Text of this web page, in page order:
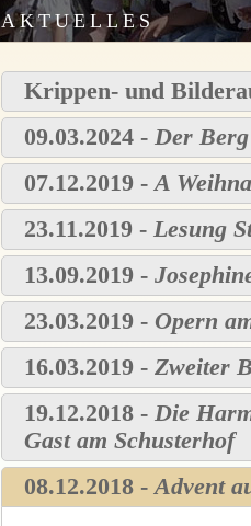
AKTUELLES
Krippen- und
09.03.2024 - Der
07.12.2019 -A
23.11.2019 - Lesung
13.09.2019 -
23.03.2019 - Opern
16.03.2019 - Zweiter
19.12.2018 - Die
Gast am Schusterhof
08.12.2018 -Advent